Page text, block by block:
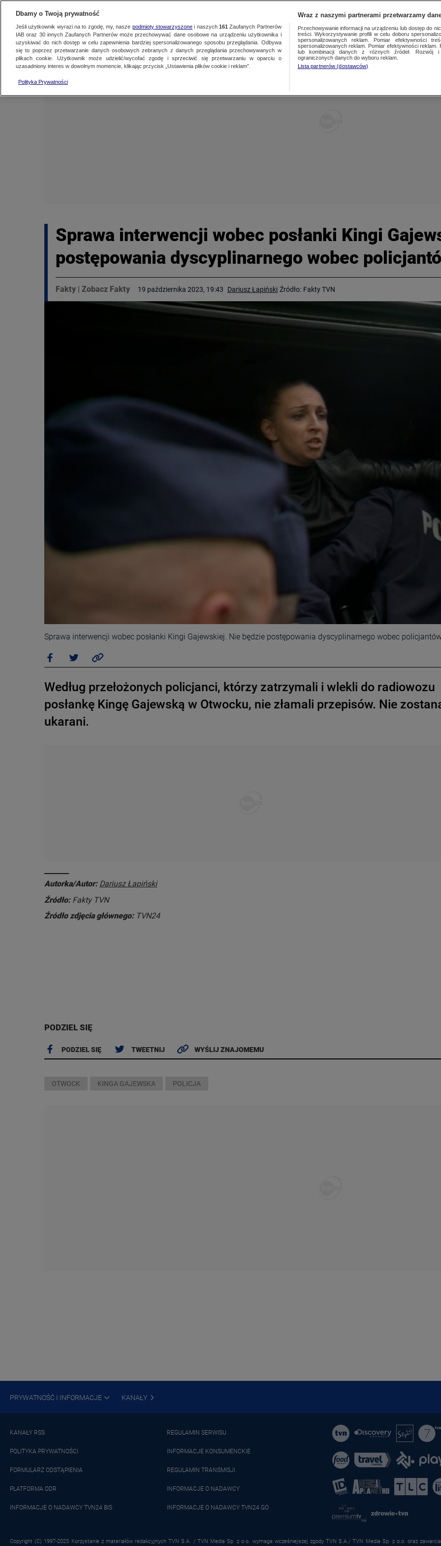
FAKTY PO FAKTACH FAKTY O ŚWIECIE
Sprawa interwencji wobec posłanki Kingi
postępowania dyscyplinarnego wobec
Fakty | Zobacz Fakty 19 października 2023, 19:43 Dariusz Łapiński Źródło: Fakty TVN
Sprawa interwencji wobec posłanki Kingi Gajewskiej. Nie będzie postępowania dyscyplinarnego wobec
Według przełożonych policjanci, którzy zatrzymali i wlekli do radiowozu
posłankę Kingę Gajewską w Otwocku, nie złamali przepisów. Nie
ukarani.
Autorka/Autor: Dariusz Łapiński
Źródło: Fakty TVN
Źródło zdjęcia głównego: TVN24
PODZIEL SIĘ
PODZIEL SIĘ TWEETNIJ WYŚLIJ ZNAJOMEMU
OTWOCK KINGA GAJEWSKA POLICJA
PRYWATNOŚĆ I INFORMACJE KANAŁY
KANAŁY RSS REGULAMIN SERWISU
POLITYKA PRYWATNOŚCI INFORMACJE KONSUMENCKIE
FORMULARZ ODSTĄPIENIA REGULAMIN TRANSMISJI
PLATFORMA ODR INFORMACJE O NADAWCY
INFORMACJE O NADAWCY TVN24 BIS INFORMACJE O NADAWCY TVN24 GO
Copyright (C) 1997-2025 Korzystanie z materiałów redakcyjnych TVN S.A. / TVN Media Sp. z o.o. wymaga wcześniejszej zgody TVN S.A./ TVN Media Sp. z o.o. oraz
Dbamy o Twoją prywatność
Jeśli użytkownik wyrazi na to zgodę, my, nasze podmioty stowarzyszonei naszych 161 Zaufanych Partnerów
IAB oraz 30innych Zaufanych Partnerów może przechowywać dane osobowe na urządzeniu użytkownika i
uzyskiwać do nich dostęp w celu zapewnienia bardziej spersonalizowanego sposobu przeglądania. Odbywa
się to poprzez przetwarzanie danych osobowych zebranych z danych przeglądania przechowywanych w
plikach cookie. Użytkownik może udzielić/wycofać zgodę i sprzeciwić się przetwarzaniu w oparciu o
uzasadniony interes w dowolnym momencie, klikając przycisk „Ustawienia plików cookie i reklam”.
Polityka Prywatności
Wraz z naszymi partnerami przetwarzamy
Przechowywanie informacji na urządzeniu lub dostęp do
treści. Wykorzystywanie profili w celu doboru
spersonalizowanych reklam. Pomiar efektywności
spersonalizowanych reklam. Pomiar efektywności
lub kombinacji danych z różnych źródeł. Rozwój i
ograniczonych danych do wyboru reklam.
Lista partnerów (dostawców)